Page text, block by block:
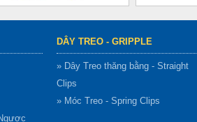
DÂY TREO - GRIPPLE
» Dây Treo thăng bằng - Straight
Clips
» Móc Treo - Spring Clips